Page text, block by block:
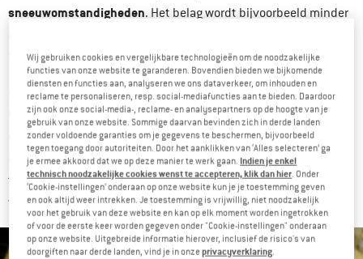
sneeuwomstandigheden. Het belag wordt bijvoorbeeld minder
kunstsneeuw.
Ookcontact met stenenkan ervoor zorgen dat het belag sterk
beschadigd raakt en hersteld moet worden. Je moet zeker actie
ondernemen wanneer de ski’s niet meer goed “glijden”. Maar het
is beter als je het niet zo ver laat komen. Ik wax mijn alpine- en
tourski’s bijvoorbeeldna ongeveer vier tot vijf dagen skiën
werkt al jarenlang goed voor mij.
Wij gebruiken cookies en vergelijkbare technologieën om de noodzakelijke
functies van onze website te garanderen. Bovendien bieden we bijkomende
diensten en functies aan, analyseren we ons dataverkeer, om inhouden en
reclame te personaliseren, resp. social-mediafuncties aan te bieden. Daardoor
zijn ook onze social-media-, reclame- en analysepartners op de hoogte van je
gebruik van onze website. Sommige daarvan bevinden zich in derde landen
zonder voldoende garanties om je gegevens te beschermen, bijvoorbeeld
tegen toegang door autoriteiten. Door het aanklikken van ‘Alles selecteren’ ga
je ermee akkoord dat we op deze manier te werk gaan. Indien je enkel
technisch noodzakelijke cookies wenst te accepteren, klik dan hier. Onder
‘Cookie-instellingen’ onderaan op onze website kun je je toestemming geven
en ook altijd weer intrekken. Je toestemming is vrijwillig, niet noodzakelijk
voor het gebruik van deze website en kan op elk moment worden ingetrokken
of voor de eerste keer worden gegeven onder "Cookie-instellingen" onderaan
op onze website. Uitgebreide informatie hierover, inclusief de risico's van
doorgiften naar derde landen, vind je in onzeprivacyverklaring.